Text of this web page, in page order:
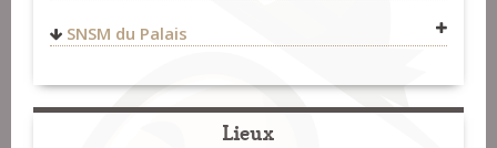
Fest-Noz et Fest-Deiz
SNSM du Palais
Lieux